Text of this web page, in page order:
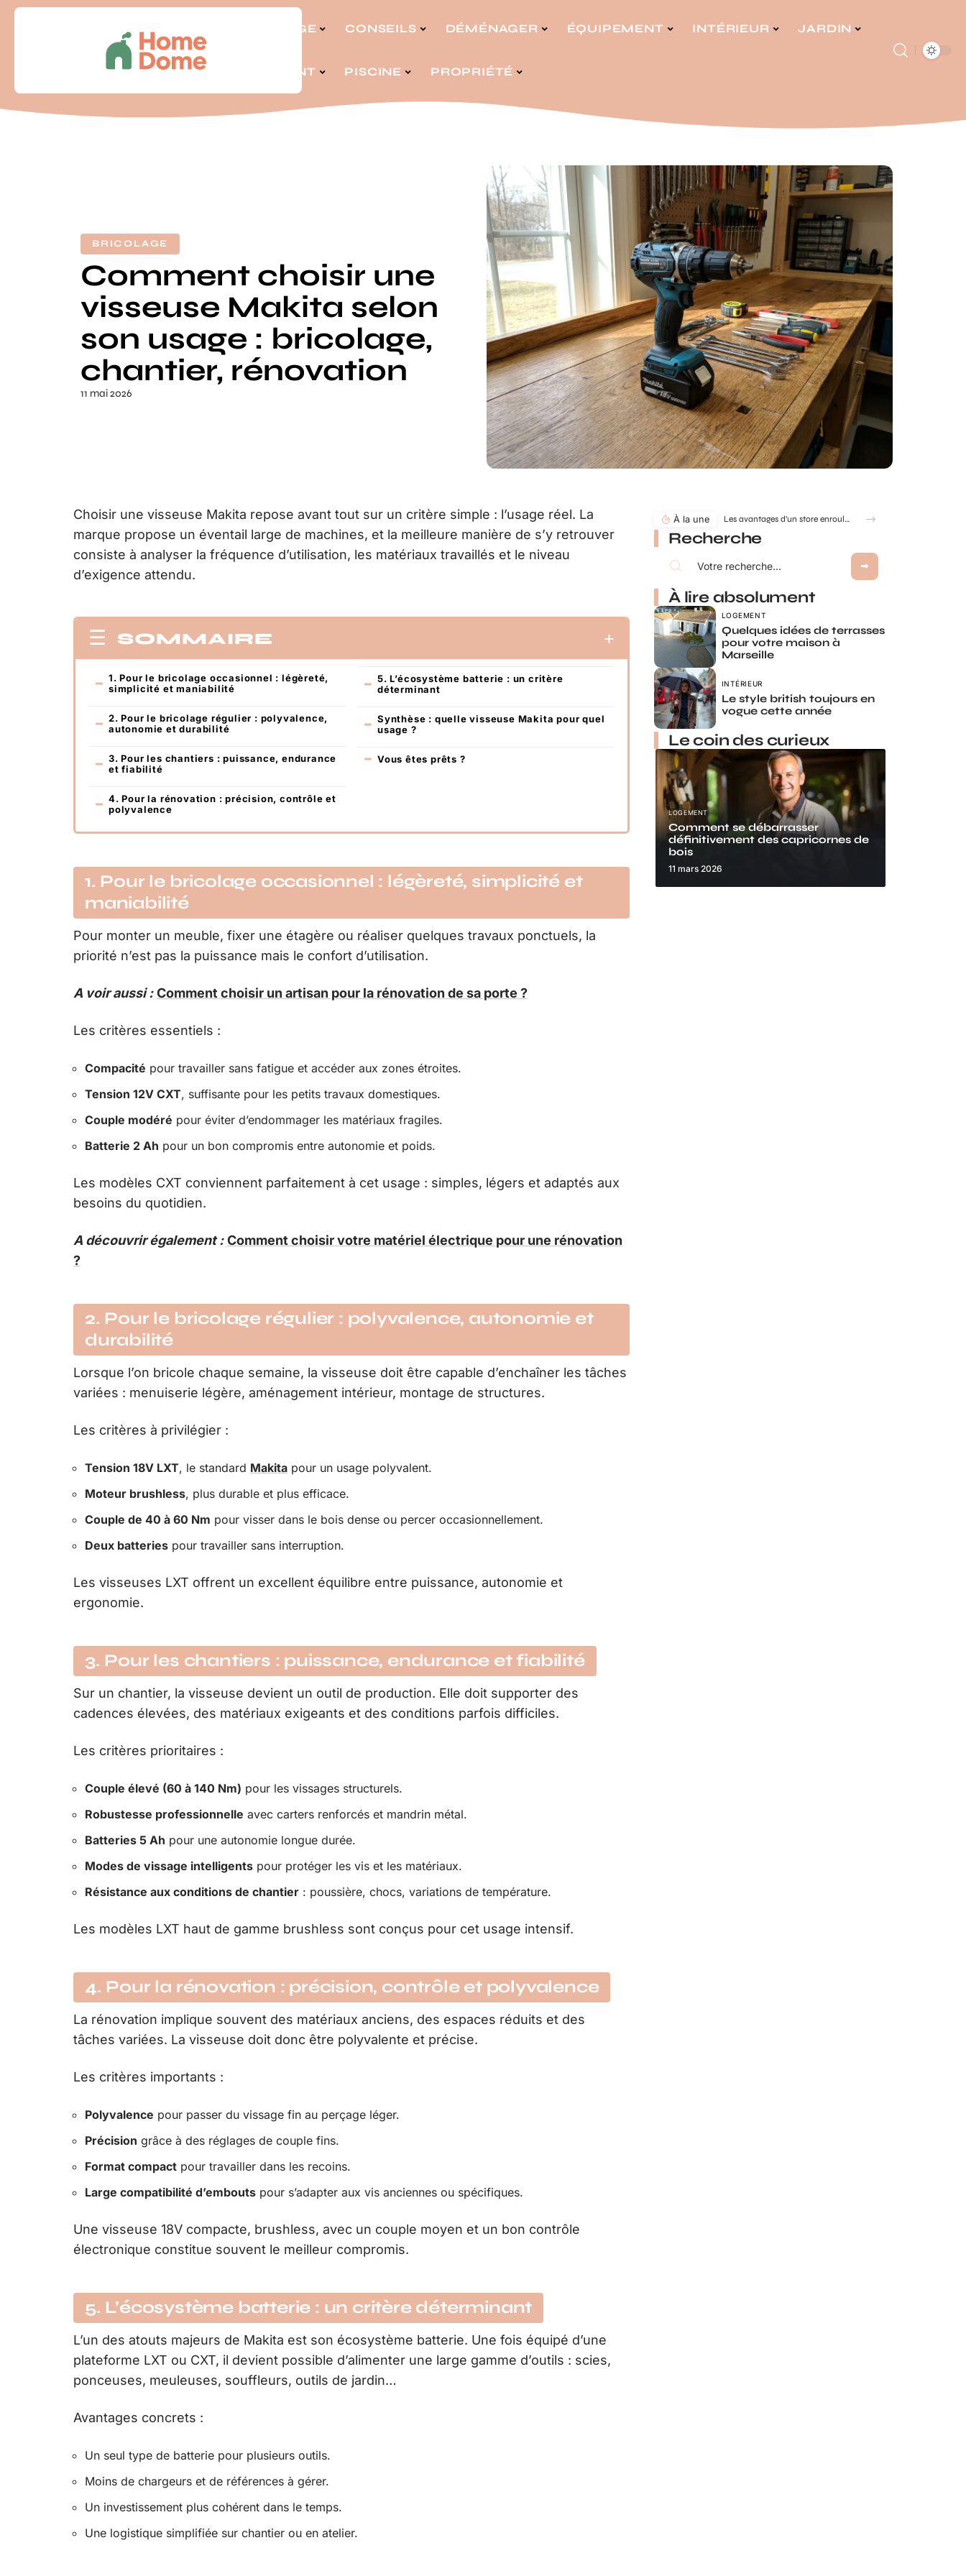
BRICOLAGE CONSEILS DÉMÉNAGER ÉQUIPEMENT INTÉRIEUR JARDIN
LOGEMENT PISCINE PROPRIÉTÉ
BRICOLAGE
Comment choisir une
visseuse Makita selon
son usage : bricolage,
chantier, rénovation
11 mai 2026
Choisir une visseuse Makita repose avant tout sur un critère simple : l’usage réel. La
marque propose un éventail large de machines, et la meilleure manière de s’y retrouver
consiste à analyser la fréquence d’utilisation, les matériaux travaillés et le niveau
d’exigence attendu.
SOMMAIRE
1. Pour le bricolage occasionnel : légèreté,
simplicité et maniabilité
2. Pour le bricolage régulier : polyvalence,
autonomie et durabilité
3. Pour les chantiers : puissance, endurance
et fiabilité
4. Pour la rénovation : précision, contrôle et
polyvalence
5. L’écosystème batterie : un critère
déterminant
Synthèse : quelle visseuse Makita pour quel
usage ?
Vous êtes prêts ?
1. Pour le bricolage occasionnel : légèreté, simplicité et
maniabilité
Pour monter un meuble, fixer une étagère ou réaliser quelques travaux ponctuels, la
priorité n’est pas la puissance mais le confort d’utilisation.
A voir aussi : Comment choisir un artisan pour la rénovation de sa porte ?
Les critères essentiels :
Compacité pour travailler sans fatigue et accéder aux zones étroites.
Tension 12V CXT, suffisante pour les petits travaux domestiques.
Couple modéré pour éviter d’endommager les matériaux fragiles.
Batterie 2 Ah pour un bon compromis entre autonomie et poids.
Les modèles CXT conviennent parfaitement à cet usage : simples, légers et adaptés aux
besoins du quotidien.
A découvrir également : Comment choisir votre matériel électrique pour une rénovation
?
2. Pour le bricolage régulier : polyvalence, autonomie et
durabilité
Lorsque l’on bricole chaque semaine, la visseuse doit être capable d’enchaîner les tâches
variées : menuiserie légère, aménagement intérieur, montage de structures.
Les critères à privilégier :
Tension 18V LXT, le standard Makita pour un usage polyvalent.
Moteur brushless, plus durable et plus efficace.
Couple de 40 à 60 Nm pour visser dans le bois dense ou percer occasionnellement.
Deux batteries pour travailler sans interruption.
Les visseuses LXT offrent un excellent équilibre entre puissance, autonomie et
ergonomie.
3. Pour les chantiers : puissance, endurance et fiabilité
Sur un chantier, la visseuse devient un outil de production. Elle doit supporter des
cadences élevées, des matériaux exigeants et des conditions parfois difficiles.
Les critères prioritaires :
Couple élevé (60 à 140 Nm) pour les vissages structurels.
Robustesse professionnelle avec carters renforcés et mandrin métal.
Batteries 5 Ah pour une autonomie longue durée.
Modes de vissage intelligents pour protéger les vis et les matériaux.
Résistance aux conditions de chantier : poussière, chocs, variations de température.
Les modèles LXT haut de gamme brushless sont conçus pour cet usage intensif.
4. Pour la rénovation : précision, contrôle et polyvalence
La rénovation implique souvent des matériaux anciens, des espaces réduits et des
tâches variées. La visseuse doit donc être polyvalente et précise.
Les critères importants :
Polyvalence pour passer du vissage fin au perçage léger.
Précision grâce à des réglages de couple fins.
Format compact pour travailler dans les recoins.
Large compatibilité d’embouts pour s’adapter aux vis anciennes ou spécifiques.
Une visseuse 18V compacte, brushless, avec un couple moyen et un bon contrôle
électronique constitue souvent le meilleur compromis.
5. L’écosystème batterie : un critère déterminant
L’un des atouts majeurs de Makita est son écosystème batterie. Une fois équipé d’une
plateforme LXT ou CXT, il devient possible d’alimenter une large gamme d’outils : scies,
ponceuses, meuleuses, souffleurs, outils de jardin…
Avantages concrets :
Un seul type de batterie pour plusieurs outils.
Moins de chargeurs et de références à gérer.
Un investissement plus cohérent dans le temps.
Une logistique simplifiée sur chantier ou en atelier.
À la une Les avantages d’un store enrouleur sur mesure : confort, design et adaptabilité
Recherche
À lire absolument
LOGEMENT
Quelques idées de terrasses
pour votre maison à
Marseille
INTÉRIEUR
Le style british toujours en
vogue cette année
Le coin des curieux
LOGEMENT
Comment se débarrasser
définitivement des capricornes de
bois
11 mars 2026